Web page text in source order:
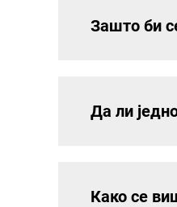
Зашто би
Да ли
Како се